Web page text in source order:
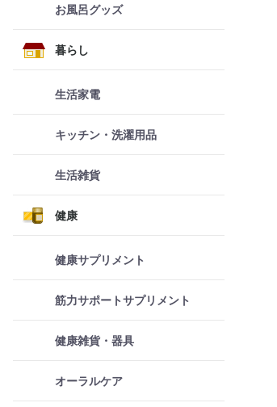
お風呂グッズ
暮らし
生活家電
キッチン・洗濯用品
生活雑貨
健康
健康サプリメント
筋力サポートサプリメント
健康雑貨・器具
オーラルケア